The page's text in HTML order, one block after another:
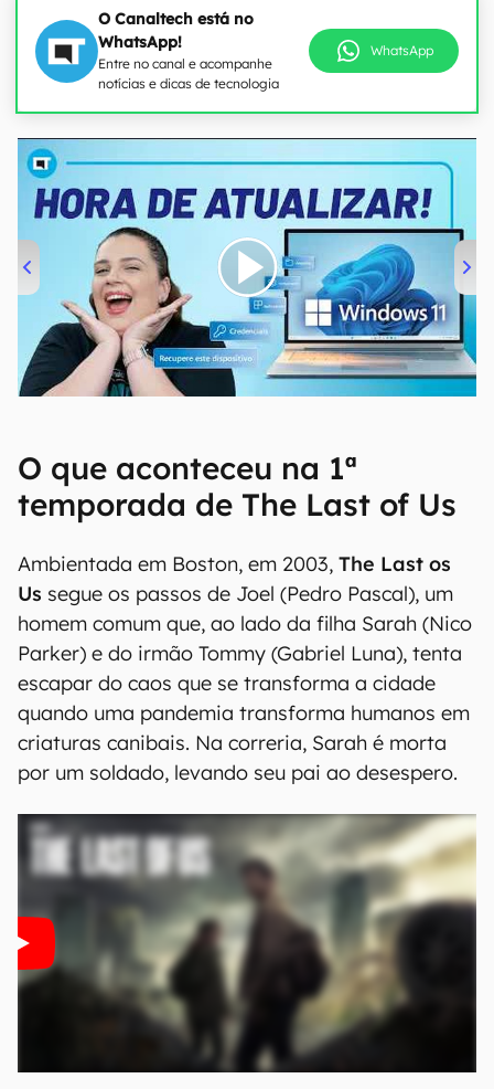
O Canaltech está no
WhatsApp!
Entre no canal e acompanhe
notícias e dicas de tecnologia
WhatsApp
00:00 04:52
O que aconteceu na 1ª
temporada de The Last of Us
Ambientada em Boston, em 2003, The Last os
Us segue os passos de Joel (Pedro Pascal), um
homem comum que, ao lado da filha Sarah (Nico
Parker) e do irmão Tommy (Gabriel Luna), tenta
escapar do caos que se transforma a cidade
quando uma pandemia transforma humanos em
criaturas canibais. Na correria, Sarah é morta
por um soldado, levando seu pai ao desespero.